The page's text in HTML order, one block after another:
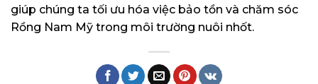
giúp chúng ta tối ưu hóa việc bảo tồn và chăm sóc
Rồng Nam Mỹ trong môi trường nuôi nhốt.